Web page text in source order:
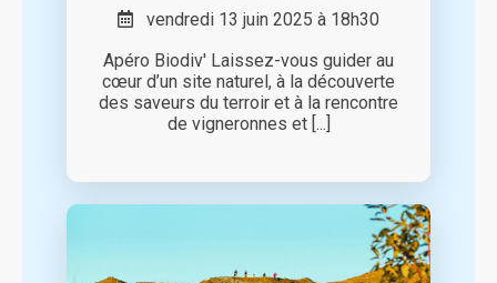
vendredi 13 juin 2025 à 18h30
Apéro Biodiv' Laissez-vous guider au
cœur d’un site naturel, à la découverte
des saveurs du terroir et à la rencontre
de vigneronnes et [...]